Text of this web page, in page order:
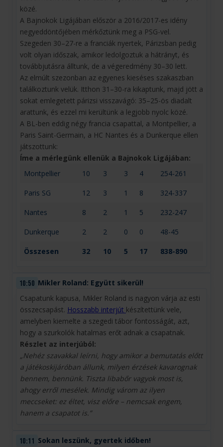
közé.
A Bajnokok Ligájában először a 2016/2017-es idény
negyeddöntőjében mérkőztünk meg a PSG-vel.
Szegeden 30–27-re a franciák nyertek, Párizsban pedig
volt olyan időszak, amikor ledolgoztuk a hátrányt, és
továbbjutásra álltunk, de a végeredmény 30–30 lett.
Az elmúlt szezonban az egyenes kieséses szakaszban
találkoztunk velük. Itthon 31–30-ra kikaptunk, majd jött a
sokat emlegetett párizsi visszavágó: 35–25-ös diadalt
arattunk, és ezzel mi kerültünk a legjobb nyolc közé.
A BL-ben eddig négy francia csapattal, a Montpellier, a
Paris Saint-Germain, a HC Nantes és a Dunkerque ellen
játszottunk:
Íme a mérlegünk ellenük a Bajnokok Ligájában:
Montpellier
10 3 3 4 254-261
Paris SG 12 3 1 8 324-337
Nantes 8 2 1 5 232-247
Dunkerque 2 2 0 0 48-45
Összesen 32 10 5 17 838-890
10:50 Mikler Roland: Együtt sikerül!
Csapatunk kapusa, Mikler Roland is nagyon várja az esti
összecsapást. Hosszabb interjút készítettünk vele,
amelyben kiemelte a szegedi tábor fontosságát, azt,
hogy a szurkolók hatalmas erőt adnak a csapatnak.
Részlet az interjúból:
„Nehéz szavakkal leírni, hogy amikor a bemutatás előtt
a játékoskijáróban állunk, milyen érzések kavarognak
bennem, bennünk. Tiszta libabőr vagyok most is,
ahogy erről mesélek. Mindig várom az ilyen
meccseket: ez éltet, visz előre – nemcsak engem,
hanem a csapatot is.”
10:11 Sokan leszünk, gyertek időben!